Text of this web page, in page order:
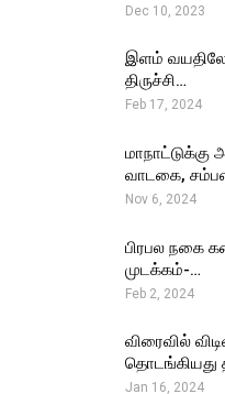
Dec 10, 2023
இளம்
திருச்சி…
Feb 17, 2024
வாடகை,
Nov 6, 2024
பிரபல நகை
முடக்கம்-…
Feb 2, 2024
விரைவில்
தொடங்கியது
Jan 16, 2024